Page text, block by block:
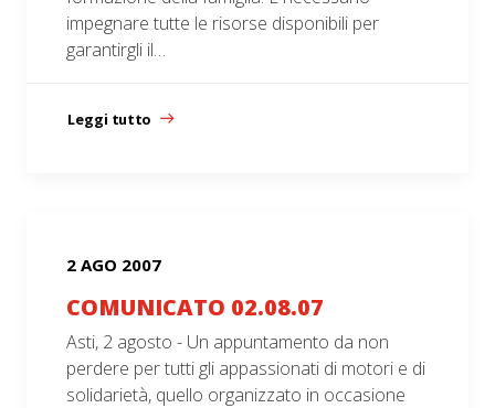
impegnare tutte le risorse disponibili per
garantirgli il…
Leggi tutto
2 AGO 2007
COMUNICATO 02.08.07
Asti, 2 agosto - Un appuntamento da non
perdere per tutti gli appassionati di motori e di
solidarietà, quello organizzato in occasione